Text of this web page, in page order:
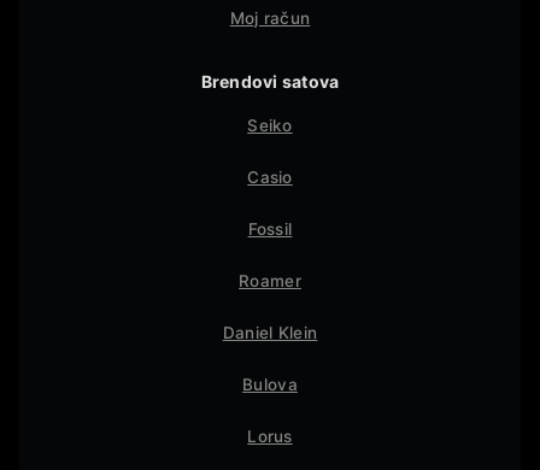
Moj račun
Brendovi satova
Seiko
Casio
Fossil
Roamer
Daniel Klein
Bulova
Lorus